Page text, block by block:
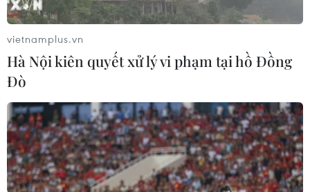
vietnamplus.vn
Hà Nội kiên quyết xử lý vi phạm tại hồ Đồng
Đò